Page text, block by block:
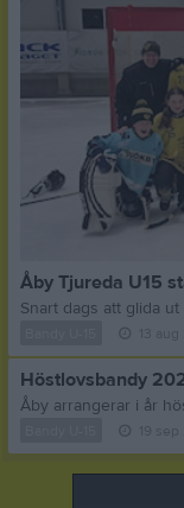
Åby Tjureda U15
Höstlovsbandy